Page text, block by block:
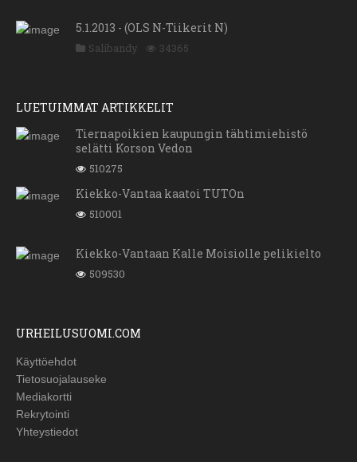
5.1.2013 - (OLS N-Tiikerit N)
Salibandy 34365
LUETUIMMAT ARTIKKELIT
Tiernapoikien kaupungin tähtimiehistö
selätti Korson Vedon
510275
Kiekko-Vantaa kaatoi TUTOn
510001
Kiekko-Vantaan Kalle Moisiolle pelikielto
509530
URHEILUSUOMI.COM
Käyttöehdot
Tietosuojalauseke
Mediakortti
Rekrytointi
Yhteystiedot